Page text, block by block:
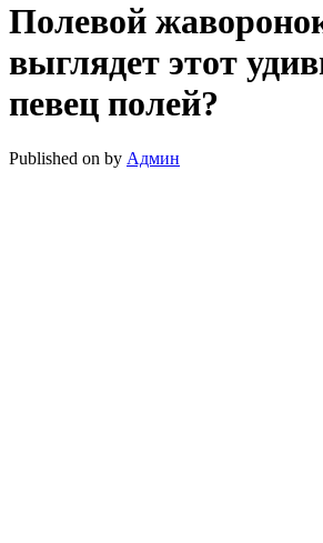
Полевой
выглядет этот
певец полей?
Published on by Админ